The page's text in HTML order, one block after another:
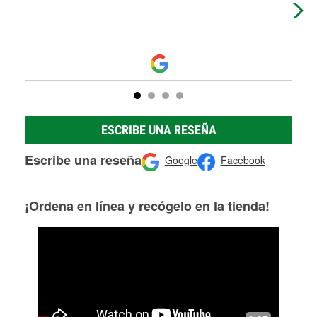
ESCRIBE UNA RESEÑA
Escribe una reseña Google Facebook
¡Ordena en línea y recógelo en la tienda!